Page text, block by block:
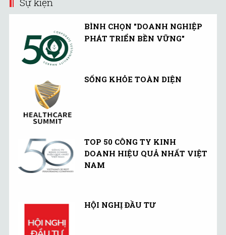
BÌNH CHỌN "DOANH NGHIỆP
PHÁT TRIỂN BỀN VỮNG"
SỐNG KHỎE TOÀN DIỆN
TOP 50 CÔNG TY KINH
DOANH HIỆU QUẢ NHẤT VIỆT
NAM
HỘI NGHỊ ĐẦU TƯ